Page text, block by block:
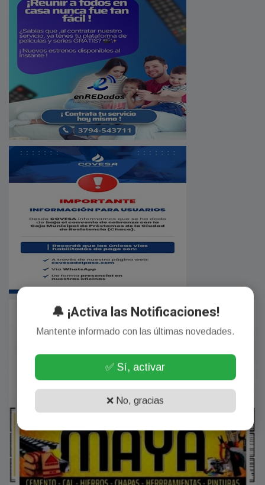
🔔 ¡Activa las Notificaciones!
Mantente informado con las últimas novedades.
✅ Sí, activar
❌ No, gracias